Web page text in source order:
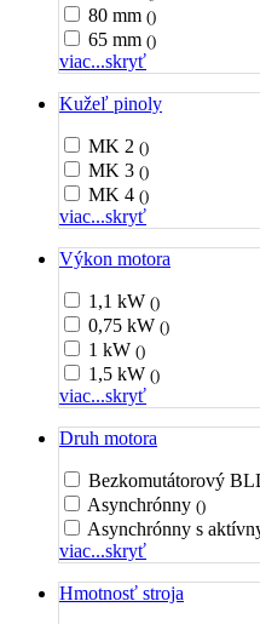
80 mm ()
65 mm ()
viac...skryť
Kužeľ pinoly
MK 2 ()
MK 3 ()
MK 4 ()
viac...skryť
Výkon motora
1,1 kW ()
0,75 kW ()
1 kW ()
1,5 kW ()
viac...skryť
Druh motora
Bezkomutátorový
Asynchrónny ()
Asynchrónny s
viac...skryť
Hmotnosť stroja